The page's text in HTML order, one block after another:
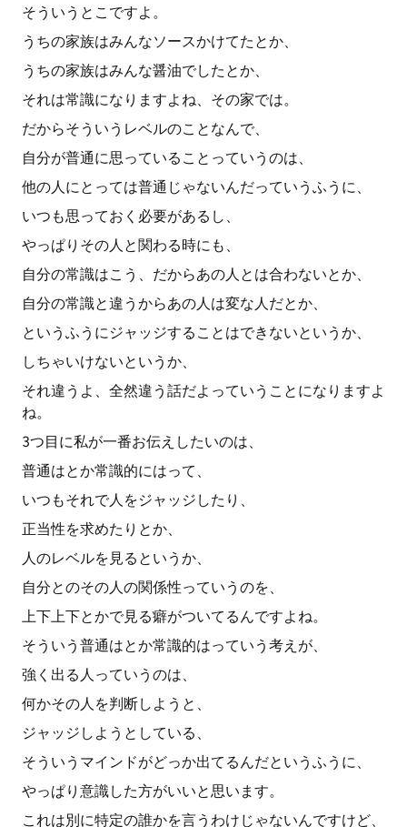
そういうとこですよ。
うちの家族はみんなソースかけてたとか、
うちの家族はみんな醤油でしたとか、
それは常識になりますよね、その家では。
だからそういうレベルのことなんで、
自分が普通に思っていることっていうのは、
他の人にとっては普通じゃないんだっていうふうに、
いつも思っておく必要があるし、
やっぱりその人と関わる時にも、
自分の常識はこう、だからあの人とは合わないとか、
自分の常識と違うからあの人は変な人だとか、
というふうにジャッジすることはできないというか、
しちゃいけないというか、
それ違うよ、全然違う話だよっていうことになりますよ
ね。
3つ目に私が一番お伝えしたいのは、
普通はとか常識的にはって、
いつもそれで人をジャッジしたり、
正当性を求めたりとか、
人のレベルを見るというか、
自分とのその人の関係性っていうのを、
上下上下とかで見る癖がついてるんですよね。
そういう普通はとか常識的はっていう考えが、
強く出る人っていうのは、
何かその人を判断しようと、
ジャッジしようとしている、
そういうマインドがどっか出てるんだというふうに、
やっぱり意識した方がいいと思います。
これは別に特定の誰かを言うわけじゃないんですけど、